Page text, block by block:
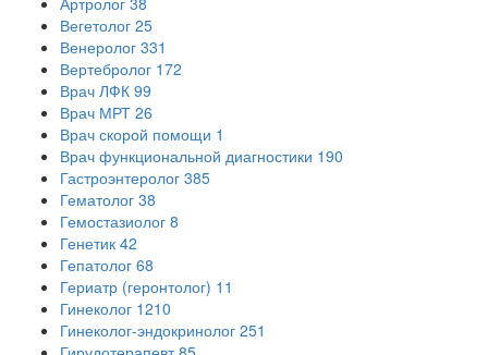
Вегетолог 25
Венеролог 331
Вертебролог 172
Врач ЛФК 99
Врач МРТ 26
Врач скорой помощи 1
Врач функциональной диагностики 190
Гастроэнтеролог 385
Гематолог 38
Гемостазиолог 8
Генетик 42
Гепатолог 68
Гериатр (геронтолог) 11
Гинеколог 1210
Гинеколог-эндокринолог 251